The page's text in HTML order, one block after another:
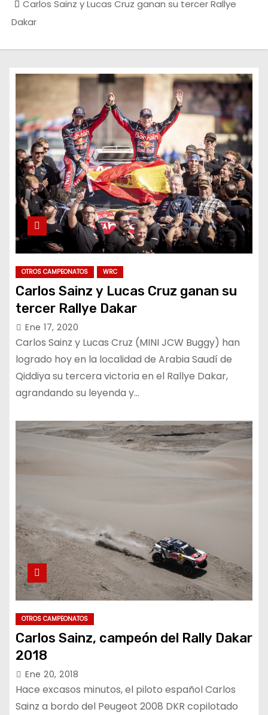
Carlos Sainz y Lucas Cruz ganan su tercer Rallye
Dakar
OTROS CAMPEONATOS WRC
Carlos Sainz y Lucas Cruz ganan su
tercer Rallye Dakar
Ene 17, 2020
Carlos Sainz y Lucas Cruz (MINI JCW Buggy) han
logrado hoy en la localidad de Arabia Saudí de
Qiddiya su tercera victoria en el Rallye Dakar,
agrandando su leyenda y…
OTROS CAMPEONATOS
Carlos Sainz, campeón del Rally Dakar
2018
Ene 20, 2018
Hace excasos minutos, el piloto español Carlos
Sainz a bordo del Peugeot 2008 DKR copilotado